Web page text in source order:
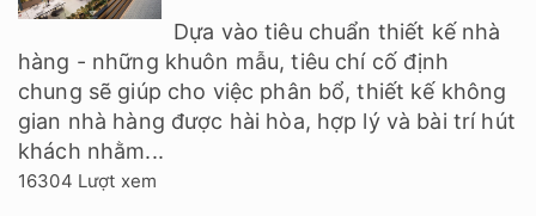
Dựa vào tiêu chuẩn thiết kế nhà
hàng - những khuôn mẫu, tiêu chí cố định
chung sẽ giúp cho việc phân bổ, thiết kế không
gian nhà hàng được hài hòa, hợp lý và bài trí hút
khách nhằm...
16304 Lượt xem